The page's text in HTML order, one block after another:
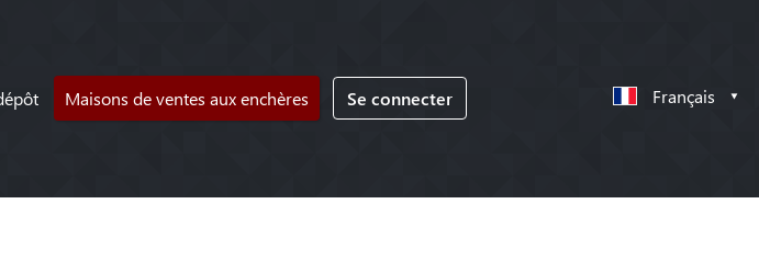
Maisons de ventes aux enchères Se connecter Français